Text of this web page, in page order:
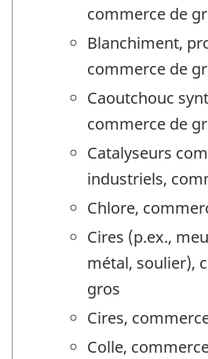
commerce de
Blanchiment,
commerce de
Caoutchouc
commerce de
Catalyseurs
industriels,
Chlore,
Cires (p.ex.,
métal, soulier),
gros
Cires,
Colle,